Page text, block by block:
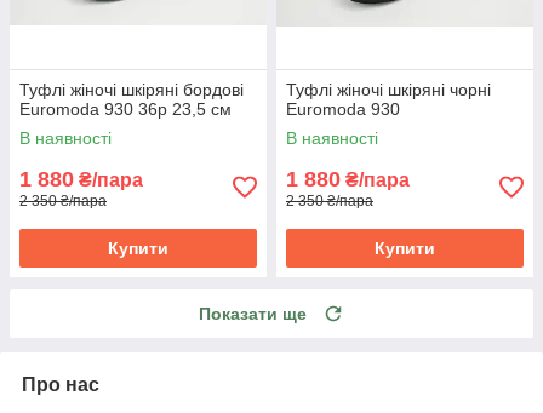
Туфлі жіночі шкіряні бордові
Euromoda 930 36р 23,5 см
В наявності
1 880 ₴/пара
2 350 ₴/пара
Купити
Туфлі жіночі шкіряні чорні
Euromoda 930
В наявності
1 880 ₴/пара
2 350 ₴/пара
Купити
Показати ще
Про нас